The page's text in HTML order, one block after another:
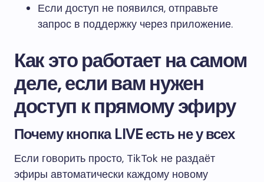
Если доступ не появился, отправьте
запрос в поддержку через приложение.
Как это работает на самом
деле, если вам нужен
доступ к прямому эфиру
Почему кнопка LIVE есть не у всех
Если говорить просто, TikTok не раздаёт
эфиры автоматически каждому новому